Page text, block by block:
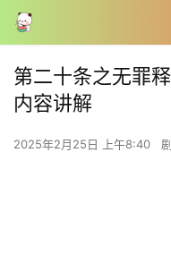
第二十条之无罪
内容讲解
2025年2月25日 上午8:40